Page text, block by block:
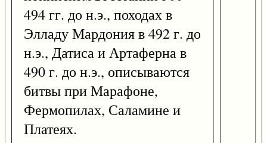
494 гг. до н.э., походах в
Элладу Мардония в 492 г. до
н.э., Датиса и Артаферна в
490 г. до н.э., описываются
битвы при Марафоне,
Фермопилах, Саламине и
Платеях.